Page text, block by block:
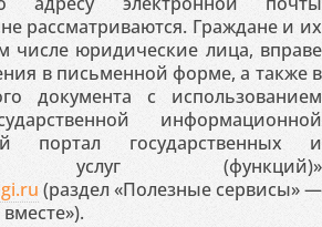
не рассматриваются. Граждане и их
числе юридические лица, вправе
в письменной форме, а также в
документа с использованием
информационной
портал государственных и
услуг (функций)»
(раздел «Полезные сервисы» —